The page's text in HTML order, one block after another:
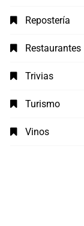
Repostería
Restaurantes
Trivias
Turismo
Vinos